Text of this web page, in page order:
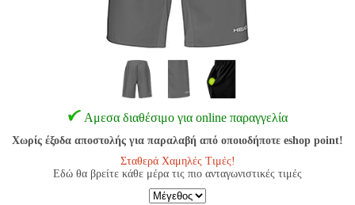
Αμεσα διαθέσιμο για online παραγγελία
Χωρίς έξοδα αποστολής για παραλαβή από οποιοδήποτε eshop point!
Σταθερά Χαμηλές Τιμές!
Εδώ θα βρείτε κάθε μέρα τις πιο ανταγωνιστικές τιμές